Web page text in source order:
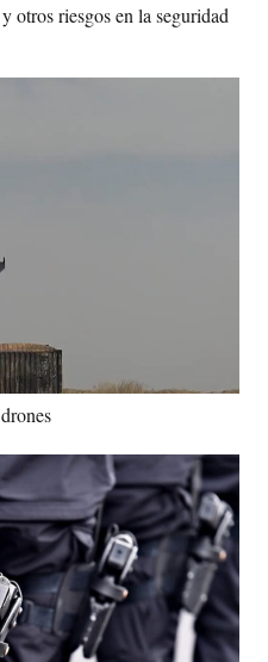
otros riesgos en la seguridad